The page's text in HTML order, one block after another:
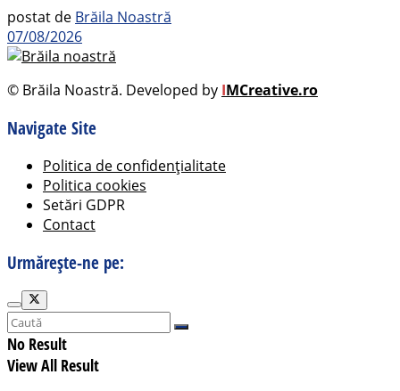
postat de Brăila Noastră
07/08/2026
© Brăila Noastră. Developed by IMCreative.ro
Navigate Site
Politica de confidențialitate
Politica cookies
Setări GDPR
Contact
Urmărește-ne pe:
No Result
View All Result